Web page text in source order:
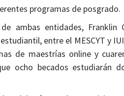
programas de posgrado.
ambas entidades, Franklin
entre el MESCYT y
de maestrías online y
ocho becados estudiarán